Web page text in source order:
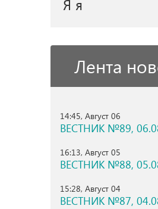
Я я
Лента
14:45, Август 06
ВЕСТНИК №89,
16:13, Август 05
ВЕСТНИК №88,
15:28, Август 04
ВЕСТНИК №87,